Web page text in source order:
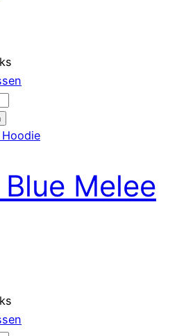
Melee